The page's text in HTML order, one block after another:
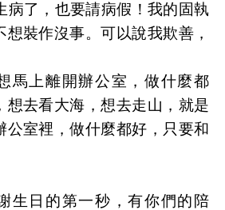
病了，也要請病假！我的固執
裝作沒事。可以說我欺善，
馬上離開辦公室，做什麼都
想去看大海，想去走山，就是
公室裡，做什麼都好，只要和
生日的第一秒，有你們的陪